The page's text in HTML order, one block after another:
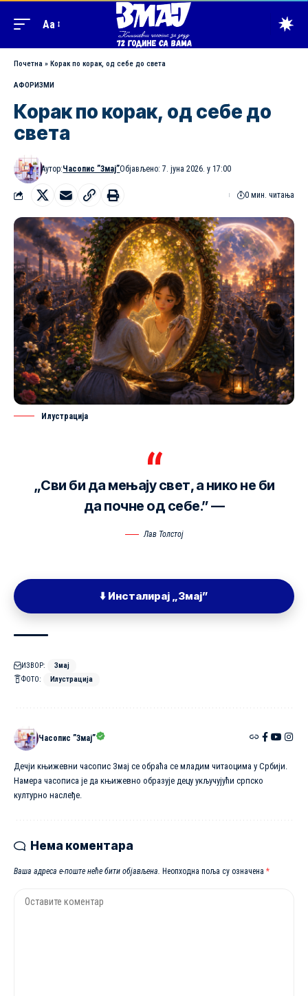
Aa
Почетна » Корак по корак, од себе до света
АФОРИЗМИ
Корак по корак, од себе до
света
Аутор:Часопис ”Змај”Објављено: 7. јуна 2026. у 17:00
0 мин. читања
Илустрација
„Сви би да мењају свет, а нико не би
да почне од себе.” —
Лав Толстој
⬇️ Инсталирај „Змај”
ИЗВОР:
Змај
ФОТО:
Илустрација
Часопис ”Змај”
Дечји књижевни часопис Змај се обраћа се младим читаоцима у Србији.
Намера часописа је да књижевно образује децу укључујући српско
културно наслеђе.
Нема коментара
Ваша адреса е-поште неће бити објављена. Неопходна поља су означена *